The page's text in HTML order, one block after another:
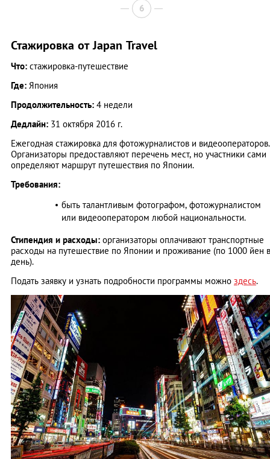
6
Стажировка от Japan Travel
Что: стажировка-путешествие
Где: Япония
Продолжительность: 4 недели
Дедлайн: 31 октября 2016 г.
Ежегодная стажировка для фотожурналистов и видеооператоров.
Организаторы предоставляют перечень мест, но участники сами
определяют маршрут путешествия по Японии.
Требования:
быть талантливым фотографом, фотожурналистом
или видеооператором любой национальности.
Стипендия и расходы: организаторы оплачивают транспортные
расходы на путешествие по Японии и проживание (по 1000 йен в
день).
Подать заявку и узнать подробности программы можно здесь.